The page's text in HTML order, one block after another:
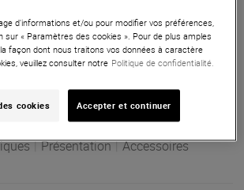
à optimiser la vitesse de rotation et le
une expérience d'écoute
usure réduite de vos précieux vinyles.
| Présentation | Accessoires
d'informations et/ou pour modifier vos préférences,
sur « Paramètres des cookies ». Pour de plus amples
façon dont nous traitons vos données à caractère
veuillez consulter notre Politique de confidentialité.
cookies Accepter et continuer